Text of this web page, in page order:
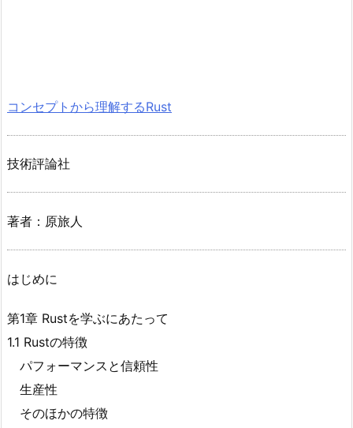
コンセプトから理解するRust
技術評論社
著者：原旅人
はじめに
第1章 Rustを学ぶにあたって
1.1 Rustの特徴
パフォーマンスと信頼性
生産性
そのほかの特徴